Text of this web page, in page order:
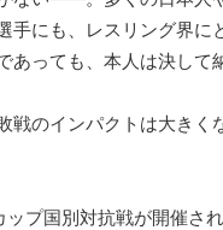
手にも、レスリング界に
あっても、本人は決して
戦のインパクトは大き
プ国別対抗戦が開催さ